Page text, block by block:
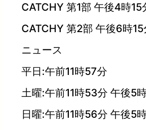
CATCHY 第1部 午後4時15
CATCHY 第2部 午後6時15
ニュース
平日:午前11時57分
土曜:午前11時53分 午後5
日曜:午前11時56分 午後5